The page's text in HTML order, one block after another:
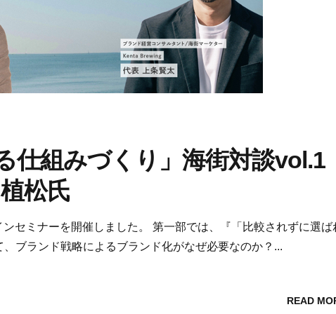
仕組みづくり」海街対談vol.1
松氏
セミナーを開催しました。 第一部では、『「比較されずに選ば
ブランド戦略によるブランド化がなぜ必要なのか？...
READ